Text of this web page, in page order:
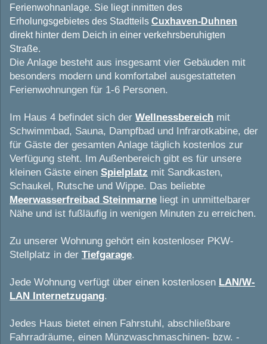
Ferienwohnanlage. Sie liegt inmitten des
Erholungsgebietes des Stadtteils Cuxhaven-Duhnen
direkt hinter dem Deich in einer verkehrsberuhigten
Straße.
Die Anlage besteht aus insgesamt vier Gebäuden mit
besonders modern und komfortabel ausgestatteten
Ferienwohnungen für 1-6 Personen.
Im Haus 4 befindet sich der Wellnessbereich mit
Schwimmbad, Sauna, Dampfbad und Infrarotkabine, der
für Gäste der gesamten Anlage täglich kostenlos zur
Verfügung steht. Im Außenbereich gibt es für unsere
kleinen Gäste einen Spielplatz mit Sandkasten,
Schaukel, Rutsche und Wippe. Das beliebte
Meerwasserfreibad Steinmarne liegt in unmittelbarer
Nähe und ist fußläufig in wenigen Minuten zu erreichen.
Zu unserer Wohnung gehört ein kostenloser PKW-
Stellplatz in der Tiefgarage.
Jede Wohnung verfügt über einen kostenlosen LAN/W-
LAN Internetzugang.
Jedes Haus bietet einen Fahrstuhl, abschließbare
Fahrradräume, einen Münzwaschmaschinen- bzw. -